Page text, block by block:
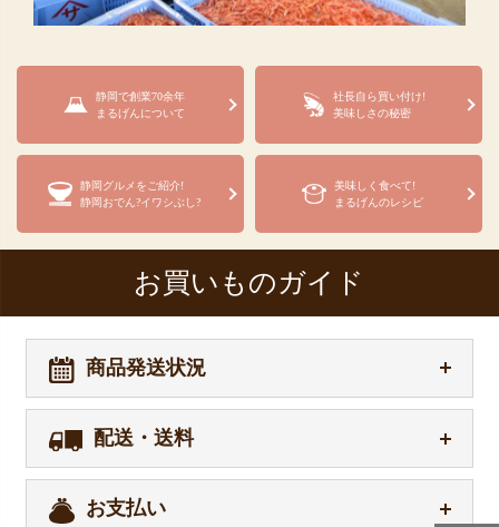
静岡で創業70余年
まるげんについて
社長自ら買い付け!
美味しさの秘密
静岡グルメをご紹介!
静岡おでん?イワシぶし?
美味しく食べて!
まるげんのレシピ
お買いものガイド
商品発送状況
配送・送料
お支払い